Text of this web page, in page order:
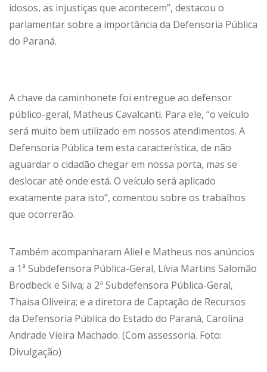
idosos, as injustiças que acontecem”, destacou o
parlamentar sobre a importância da Defensoria Pública
do Paraná.
A chave da caminhonete foi entregue ao defensor
público-geral, Matheus Cavalcanti. Para ele, “o veículo
será muito bem utilizado em nossos atendimentos. A
Defensoria Pública tem esta característica, de não
aguardar o cidadão chegar em nossa porta, mas se
deslocar até onde está. O veículo será aplicado
exatamente para isto”, comentou sobre os trabalhos
que ocorrerão.
Também acompanharam Aliel e Matheus nos anúncios
a 1ª Subdefensora Pública-Geral, Lívia Martins Salomão
Brodbeck e Silva; a 2ª Subdefensora Pública-Geral,
Thaisa Oliveira; e a diretora de Captação de Recursos
da Defensoria Pública do Estado do Paraná, Carolina
Andrade Vieira Machado. (Com assessoria. Foto:
Divulgação)